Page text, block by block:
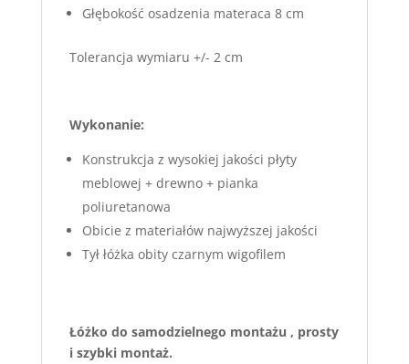
Głębokość osadzenia materaca 8 cm
Tolerancja wymiaru +/- 2 cm
Wykonanie:
Konstrukcja z wysokiej jakości płyty
meblowej + drewno + pianka
poliuretanowa
Obicie z materiałów najwyższej jakości
Tył łóżka obity czarnym wigofilem
Łóżko do samodzielnego montażu , prosty
i szybki montaż.